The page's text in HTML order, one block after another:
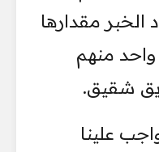
مقدارها
منهم
شقيق.
علينا